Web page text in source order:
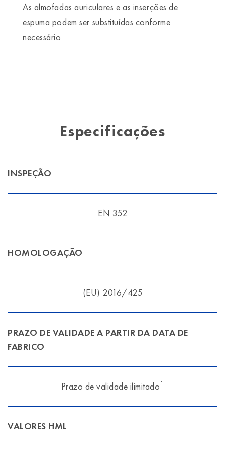
As almofadas auriculares e as inserções de
espuma podem ser substituídas conforme
necessário
Especificações
INSPEÇÃO
EN 352
HOMOLOGAÇÃO
(EU) 2016/425
PRAZO DE VALIDADE A PARTIR DA DATA DE
FABRICO
Prazo de validade ilimitado1
VALORES HML